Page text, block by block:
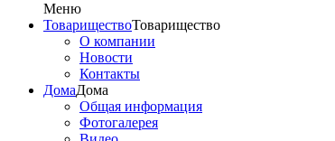
Меню
ТовариществоТоварищество
О компании
Новости
Контакты
ДомаДома
Общая информация
Фотогалерея